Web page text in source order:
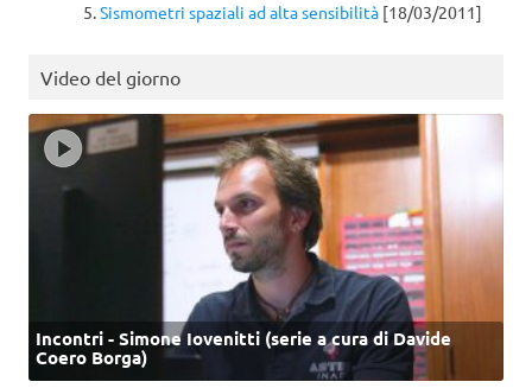
Sismometri spaziali ad alta sensibilità [18/03/2011]
Video del giorno
Incontri - Simone Iovenitti (serie a cura di Davide
Coero Borga)